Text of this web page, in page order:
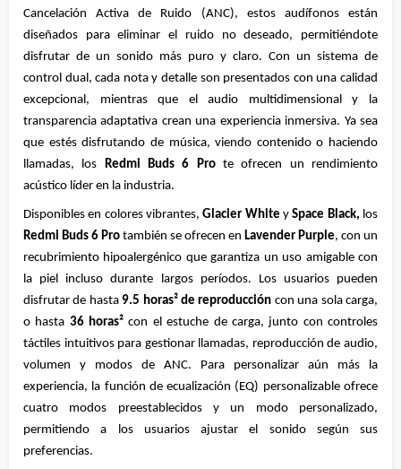
Cancelación Activa de Ruido (ANC), estos audífonos están
diseñados para eliminar el ruido no deseado, permitiéndote
disfrutar de un sonido más puro y claro. Con un sistema de
control dual, cada nota y detalle son presentados con una calidad
excepcional, mientras que el audio multidimensional y la
transparencia adaptativa crean una experiencia inmersiva. Ya sea
que estés disfrutando de música, viendo contenido o haciendo
llamadas, los
Redmi Buds 6 Pro te ofrecen un rendimiento
acústico líder en la industria.
Disponibles en colores vibrantes, Glacier White y Space Black,
Redmi Buds 6 Pro también se ofrecen en Lavender Purple, con un
recubrimiento hipoalergénico que garantiza un uso amigable con
la piel incluso durante largos períodos. Los usuarios pueden
disfrutar de hasta 9.5 horas² de reproducción con una sola carga,
o hasta 36 horas² con el estuche de carga, junto con controles
táctiles intuitivos para gestionar llamadas, reproducción de audio,
volumen y modos de ANC. Para personalizar aún más la
experiencia, la función de ecualización (EQ) personalizable ofrece
cuatro modos preestablecidos y un modo personalizado,
permitiendo a los usuarios ajustar el sonido según sus
preferencias.